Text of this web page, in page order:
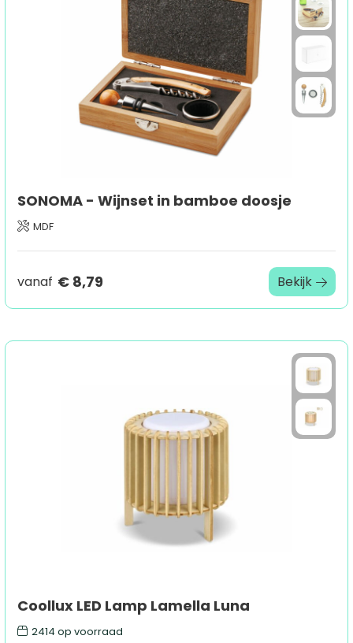
Outdoor & Vrije tijd
Technologie & gadgets
SONOMA - Wijnset in bamboe doosje
MDF
vanaf € 8,79 Bekijk
Coollux LED Lamp Lamella Luna
2414 op voorraad